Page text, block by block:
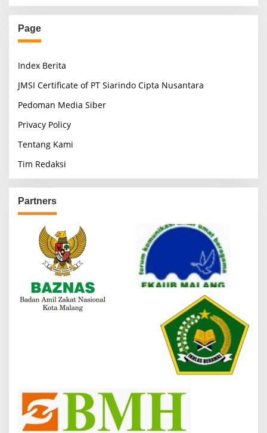
Page
Index Berita
JMSI Certificate of PT Siarindo Cipta Nusantara
Pedoman Media Siber
Privacy Policy
Tentang Kami
Tim Redaksi
Partners